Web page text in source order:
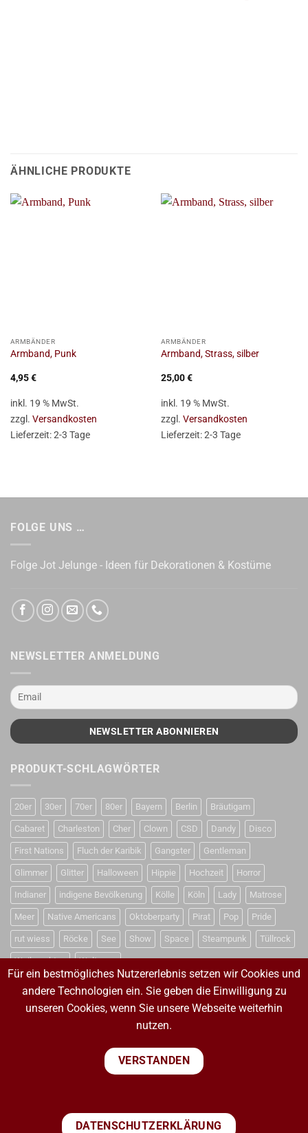
ÄHNLICHE PRODUKTE
ARMBÄNDER
Armband, Punk
4,95€
inkl. 19 % MwSt.
zzgl. Versandkosten
Lieferzeit:2-3 Tage
ARMBÄNDER
Armband, Strass, silber
25,00€
inkl. 19 % MwSt.
zzgl. Versandkosten
Lieferzeit:2-3 Tage
FOLGE UNS …
Folge Jot Jelunge - Ideen für Dekorationen & Kostüme
NEWSLETTER ANMELDUNG
PRODUKT-SCHLAGWÖRTER
20er 30er 70er 80er Bayern Berlin Bräutigam
Cabaret Charleston Cher Clown CSD Dandy Disco
First Nations Fluch der Karibik Gangster Gentleman
Glimmer Glitter Halloween Hippie Hochzeit Horror
Indianer indigene Bevölkerung Kölle Köln Lady Matrose
Meer Native Americans Oktoberparty Pirat Pop Pride
rut wiess Röcke See Show Space Steampunk Tüllrock
Weihnachten Weltraum
VERTRAG WIDERRUFEN
VERTRAG WIDERRUFEN
PayPal Visa MasterCard
Sepa
Für ein bestmögliches Nutzererlebnis setzen wir Cookies und
andere Technologien ein. Sie geben die Einwilligung zu
unseren Cookies, wenn Sie unsere Webseite weiterhin
nutzen.
VERSTANDEN
DATENSCHUTZERKLÄRUNG